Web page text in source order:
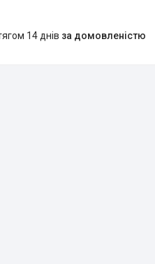
14 днів за домовленістю